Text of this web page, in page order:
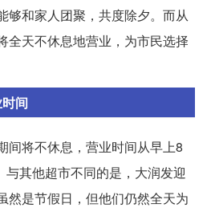
够和家人团聚，共度除夕。而从
全天不休息地营业，为市民选择
间
间将不休息，营业时间从早上8
与其他超市不同的是，大润发迎
然是节假日，但他们仍然全天为